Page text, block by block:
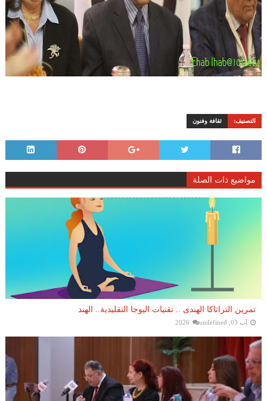
التصنيف: ثقافة وفنون
مواضيع ذات الصلة
تمرين التراتاكا الهندى .. تقنيات اليوجا التقليدية.. الهند
آب 03, 2026 undefined